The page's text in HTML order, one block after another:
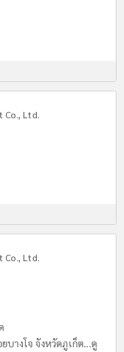
Co., Ltd.
Co., Ltd.
บางโจ จังหวัดภูเก็ต...ดู